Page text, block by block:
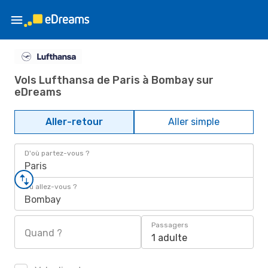
Vols Lufthansa de Paris à Bombay sur
eDreams
Aller-retour Aller simple
D'où partez-vous ?
Paris
Où allez-vous ?
Bombay
Quand ?
Passagers
1 adulte